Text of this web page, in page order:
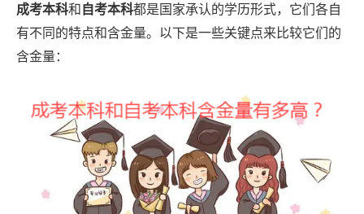
成考本科和 自考本科都是国家承认的学历形式，它们各自
有不同的特点和含金量。以下是一些关键点来比较它们的
含金量：